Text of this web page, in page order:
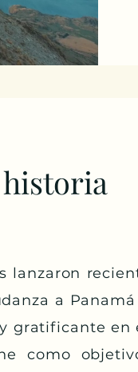
lanzaron
a
gratificante en
como